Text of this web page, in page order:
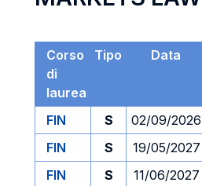
Corso
di
laurea
Tipo Data
FIN S 02/09/2026
FIN
S 19/05/2027
FIN
S 11/06/2027